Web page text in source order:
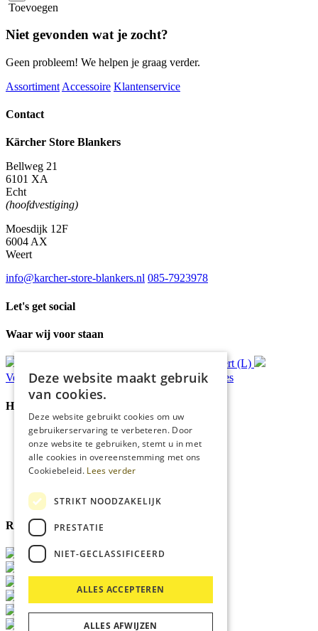
Toevoegen
Niet gevonden wat je zocht?
Geen probleem! We helpen je graag verder.
Assortiment Accessoire Klantenservice
Contact
Kärcher Store Blankers
Bellweg 21
6101 XA
Echt
(hoofdvestiging)
Moesdijk 12F
6004 AX
Weert
info@karcher-store-blankers.nl 085-7923978
Let's get social
Waar wij voor staan
Ophalen in Echt of Weert (L)
Verzondenbinnen 48 uur* Persoonlijk advies
Handige Links
Home
Klantenservice
Over ons
Blog
Cookies
Reviewmerk
Deze website maakt gebruik
van cookies.
Deze website gebruikt cookies om uw
gebruikerservaring te verbeteren. Door
onze website te gebruiken, stemt u in met
alle cookies in overeenstemming met ons
Cookiebeleid. Lees verder
STRIKT NOODZAKELIJK
PRESTATIE
NIET-GECLASSIFICEERD
ALLES ACCEPTEREN
ALLES AFWIJZEN